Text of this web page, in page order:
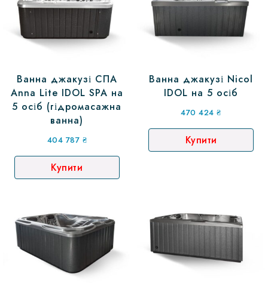
Ванна джакузі СПА
Anna Lite IDOL SPA на
5 осіб (гідромасажна
ванна)
404 787 ₴
Купити
Ванна джакузі Nicol
IDOL на 5 осіб
470 424₴
Купити